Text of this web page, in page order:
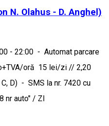
N. Olahus - D. Anghel)
- 22:00 - Automat parcare
oră 15 lei/zi // 2,20
D) - SMS la nr. 7420 cu
nr auto" / ZI